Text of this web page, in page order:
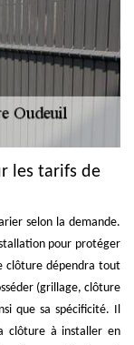
les tarifs de
selon la demande.
pour protéger
clôture dépendra tout
(grillage, clôture
que sa spécificité. Il
clôture à installer en